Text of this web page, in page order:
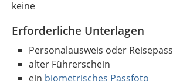
keine
Erforderliche Unterlagen
Personalausweis oder Reisepass
alter Führerschein
ein biometrisches Passfoto